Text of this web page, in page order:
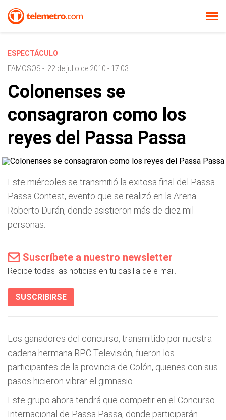
ESPECTÁCULO
FAMOSOS - 22 de julio de 2010 - 17:03
Colonenses se
consagraron como los
reyes del Passa Passa
Este miércoles se transmitió la exitosa final del Passa
Passa Contest, evento que se realizó en la Arena
Roberto Durán, donde asistieron más de diez mil
personas.
Suscríbete a nuestro newsletter
Recibe todas las noticias en tu casilla de e-mail.
SUSCRIBIRSE
Los ganadores del concurso, transmitido por nuestra
cadena hermana RPC Televisión, fueron los
participantes de la provincia de Colón, quienes con sus
pasos hicieron vibrar el gimnasio.
Este grupo ahora tendrá que competir en el Concurso
Internacional de Passa Passa, donde participarán